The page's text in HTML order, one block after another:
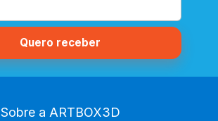
Sobre a ARTBOX3D